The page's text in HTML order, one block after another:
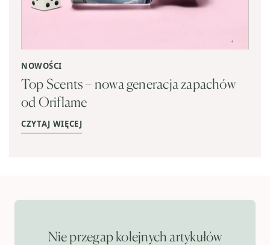
NOWOŚCI
Top Scents – nowa generacja zapachów
od Oriflame
CZYTAJ WIĘCEJ
Nie przegap kolejnych artykułów